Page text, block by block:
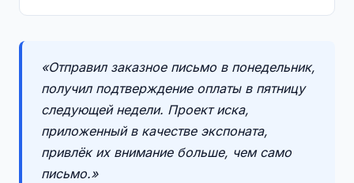
«Отправил заказное письмо в понедельник,
получил подтверждение оплаты в пятницу
следующей недели. Проект иска,
приложенный в качестве экспоната,
привлёк их внимание больше, чем само
письмо.»